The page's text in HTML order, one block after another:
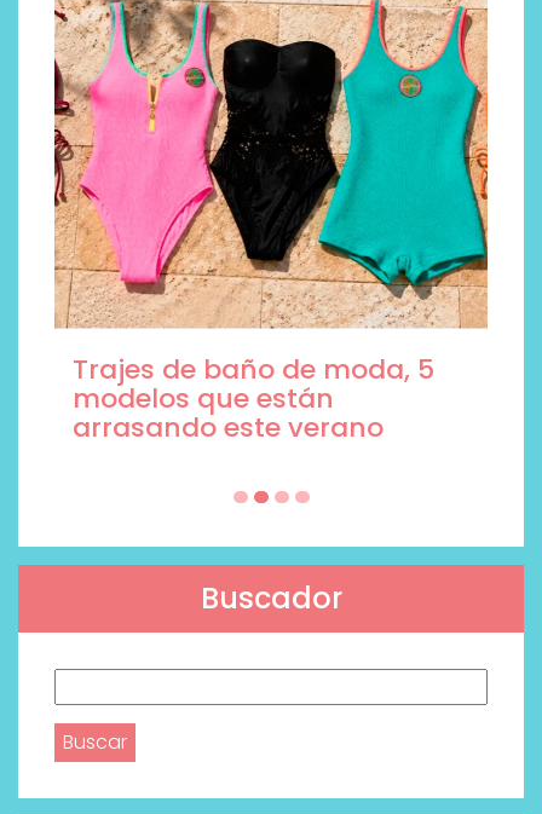
Trajes de baño de moda, 5
modelos que están
arrasando este verano
Buscador